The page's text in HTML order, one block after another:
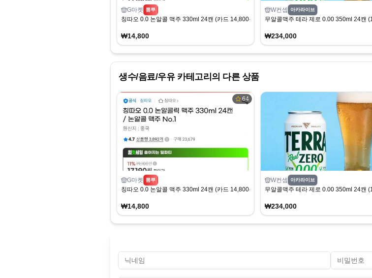
G마켓 뽐뿌
칭따오 0.0 논알콜 맥주 330ml 24캔 (카드 14,800원/무료)
₩14,800
W컨셉 아카라이브
무알콜맥주 테라 제로 0.00 350ml 24캔
₩234,000
생수/음료/우유카테고리의 다른 상품
64
G마켓 뽐뿌
칭따오 0.0 논알콜 맥주 330ml 24캔 (카드 14,800원/무료)
₩14,800
W컨셉 아카라이브
무알콜맥주 테라 제로 0.00 350ml 24캔
₩234,000